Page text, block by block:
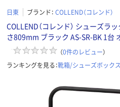
日東 ブランド： COLLEND（コレンド）
COLLEND（コレンド） シューズ
さ809mm ブラック AS-SR-BK 1台
（0件のレビュー）
ランキングを見る：靴箱/シューズボック